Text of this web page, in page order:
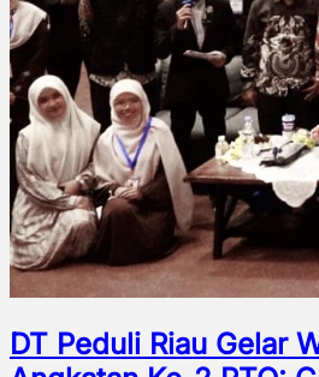
DT Peduli Riau Gelar